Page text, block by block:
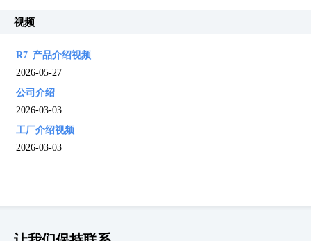
视频
R7 产品介绍视频
2026-05-27
公司介绍
2026-03-03
工厂介绍视频
2026-03-03